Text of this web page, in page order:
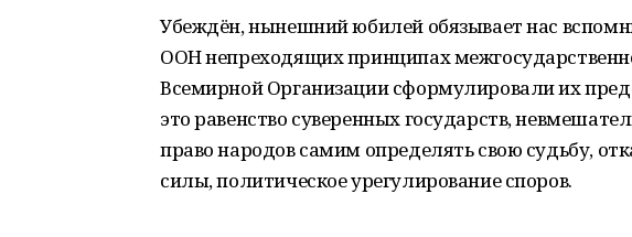
Убеждён, нынешний юбилей обязывает нас
ООН непреходящих принципах
Всемирной Организации сформулировали их
это равенство суверенных государств,
право народов самим определять свою судьбу,
силы, политическое урегулирование споров.